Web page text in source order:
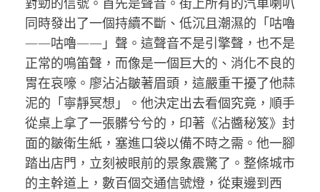
同時發出了一個持續不斷、低沉且潮濕的「咕嚕
——咕嚕——」聲。這聲音不是引擎聲，也不是
正常的鳴笛聲，而像是一個巨大的、消化不良的
胃在哀嚎。廖沾沾皺著眉頭，這嚴重干擾了他蒜
泥的「寧靜冥想」。他決定出去看個究竟，順手
從桌上拿了一張髒兮兮的，印著《沾醬秘笈》封
面的皺衛生紙，塞進口袋以備不時之需。他一腳
踏出店門，立刻被眼前的景象震驚了。整條城市
的主幹道上，數百個交通信號燈，從東邊到西